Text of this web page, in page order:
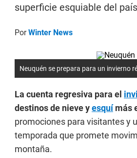
superficie esquiable del
PorWinter News
Neuquén se prepara para un invierno
La cuenta regresiva para el
destinos de nieve yesquímás
promociones para visitantes y
temporada que promete
montaña.